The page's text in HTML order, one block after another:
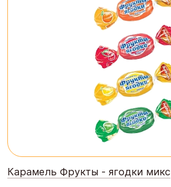
Карамель Фрукты - ягодки микс